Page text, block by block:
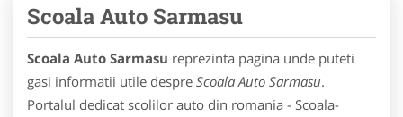
Scoala Auto Sarmasu
Scoala Auto Sarmasu reprezinta pagina unde puteti
gasi informatii utile despre Scoala Auto Sarmasu.
Portalul dedicat scolilor auto din romania - Scoala-